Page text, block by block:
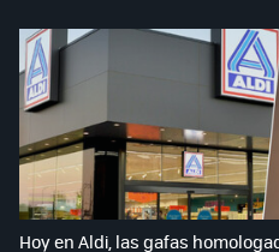
Hoy en Aldi, las gafas